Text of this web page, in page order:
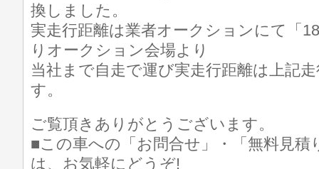
換しました。
実走行距離は業者オークションにて「
りオークション会場より
当社まで自走で運び実走行距離は上記
す。
ご覧頂きありがとうございます。
■この車への「お問合せ」・「無料見積
は、お気軽にどうぞ!